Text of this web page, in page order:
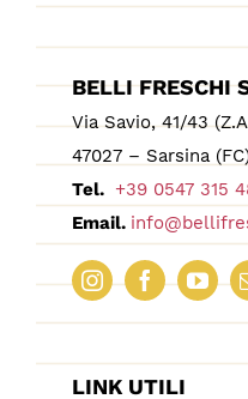
BELLI FRESCHI
Via Savio, 41/43
47027 – Sarsina
Tel. +39 0547 315
Email.
LINK UTILI